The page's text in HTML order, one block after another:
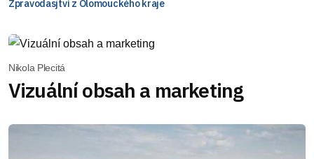
Zpravodasjtví z Olomouckého kraje
Nikola Plecitá
Vizuální obsah a marketing